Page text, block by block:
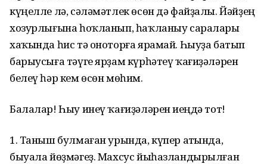
күңелле лә, сәләмәтлек өсөн дә файҙалы. Йәйҙең
хозурлығына һоҡланып, һаҡланыу саралары
хаҡында һис тә оноторға ярамай. Һыуҙа батып
барыусыға тәүге ярҙам күрһәтеү ҡағиҙәләрен
белеү һәр кем өсөн мөһим.
Балалар! Һыу инеү ҡағиҙәләрен иҫеңдә тот!
1. Таныш булмаған урында, күпер аҫтында,
быуала йөҙмәгеҙ. Махсус йыһазландырылған